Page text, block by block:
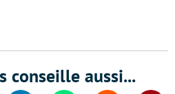
conseille aussi...